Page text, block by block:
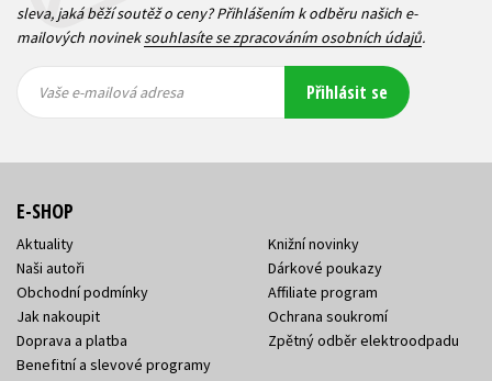
sleva, jaká běží soutěž o ceny? Přihlášením k odběru našich e-
mailových novineksouhlasíte se zpracováním osobních údajů.
mailová
mailová
Vaše e-mailová adresa Přihlásit se
E-SHOP
Aktuality
Naši autoři
Obchodní podmínky
Jak nakoupit
Doprava a platba
Benefitní a slevové programy
Knižní novinky
Dárkové poukazy
Affiliate program
Ochrana soukromí
Zpětný odběr elektroodpadu